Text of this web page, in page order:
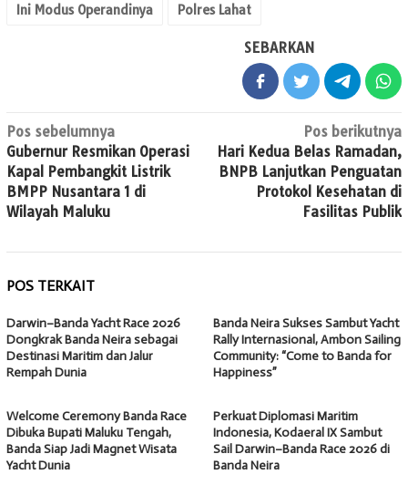
Ini Modus Operandinya
Polres Lahat
SEBARKAN
Navigasi
pos
Pos sebelumnya
Gubernur Resmikan Operasi
Kapal Pembangkit Listrik
BMPP Nusantara 1 di
Wilayah Maluku
Pos berikutnya
Hari Kedua Belas Ramadan,
BNPB Lanjutkan Penguatan
Protokol Kesehatan di
Fasilitas Publik
POS TERKAIT
Darwin–Banda Yacht Race 2026
Dongkrak Banda Neira sebagai
Destinasi Maritim dan Jalur
Rempah Dunia
Banda Neira Sukses Sambut Yacht
Rally Internasional, Ambon Sailing
Community: “Come to Banda for
Happiness”
Welcome Ceremony Banda Race
Dibuka Bupati Maluku Tengah,
Banda Siap Jadi Magnet Wisata
Yacht Dunia
Perkuat Diplomasi Maritim
Indonesia, Kodaeral IX Sambut
Sail Darwin–Banda Race 2026 di
Banda Neira